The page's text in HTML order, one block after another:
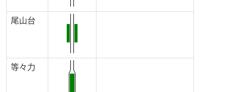
尾山台
等々力